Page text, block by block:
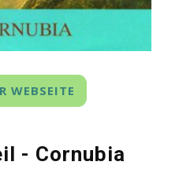
WEBSEITE
- Cornubia